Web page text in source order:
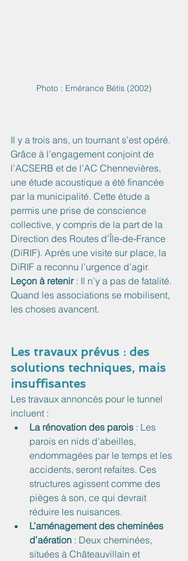
Photo : Emérance Bétis (2002)
Il y a trois ans, un tournant s’est opéré.
Grâce à l’engagement conjoint de
l’ACSERB et de l’AC Chennevières,
une étude acoustique a été financée
par la municipalité. Cette étude a
permis une prise de conscience
collective, y compris de la part de la
Direction des Routes d’Île-de-France
(DiRIF). Après une visite sur place, la
DiRIF a reconnu l’urgence d’agir.
Leçon à retenir : Il n’y a pas de fatalité.
Quand les associations se mobilisent,
les choses avancent.
Les travaux prévus : des
solutions techniques, mais
insuffisantes
Les travaux annoncés pour le tunnel
incluent :
La rénovation des parois : Les
parois en nids d’abeilles,
endommagées par le temps et les
accidents, seront refaites. Ces
structures agissent comme des
pièges à son, ce qui devrait
réduire les nuisances.
L’aménagement des cheminées
d’aération : Deux cheminées,
situées à Châteauvillain et